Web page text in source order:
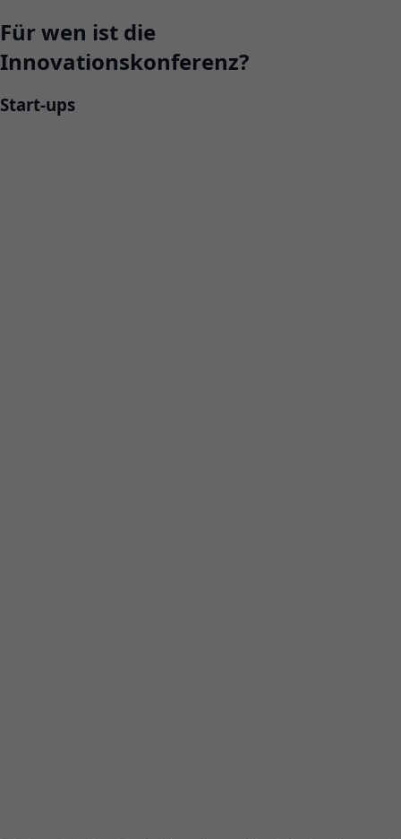
Für wen ist die
Innovationskonferenz?
Start-ups